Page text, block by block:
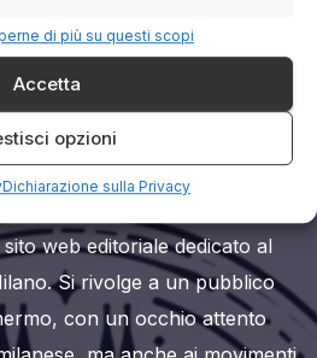
di più su questi scopi
Accetta
opzioni
Dichiarazione sulla Privacy
web editoriale dedicato al
Si rivolge a un pubblico
con un occhio attento